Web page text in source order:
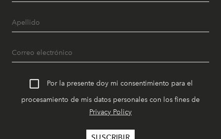
Por la presente doy mi consentimiento para el
procesamiento de mis datos personales con los fines de
Privacy Policy